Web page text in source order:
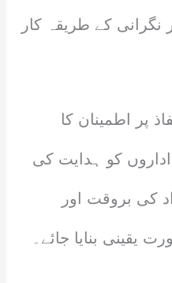
نگرانی کے طریقہ کار
پر اطمینان کا
کو ہدایت کی
کی بروقت اور
بنایا جائے۔